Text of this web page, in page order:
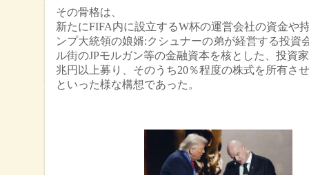
その骨格は、
新たにFIFA内に設立するW杯の運営会社の資金や
ンプ大統領の娘婿:クシュナーの弟が経営する投資
ル街のJPモルガン等の金融資本を核とした、投資
兆円以上募り、そのうち20％程度の株式を所有さ
といった様な構想であった。